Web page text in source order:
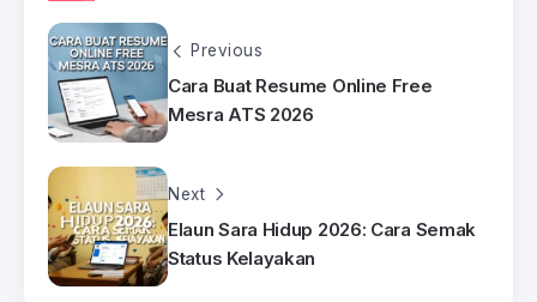
Previous
Cara Buat Resume Online Free
Mesra ATS 2026
Next
Elaun Sara Hidup 2026: Cara Semak
Status Kelayakan